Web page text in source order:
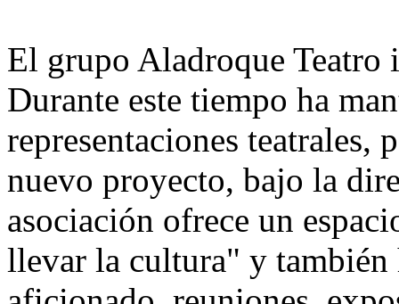
El grupo Aladroque Teatro
Durante este tiempo ha
representaciones teatrales,
nuevo proyecto, bajo la
asociación ofrece un
llevar la cultura" y también